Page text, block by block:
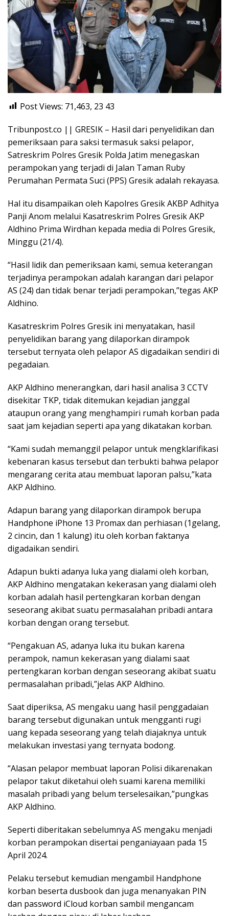
Post Views: 71,463, 23 43
Tribunpost.co || GRESIK – Hasil dari penyelidikan dan
pemeriksaan para saksi termasuk saksi pelapor,
Satreskrim Polres Gresik Polda Jatim menegaskan
perampokan yang terjadi di Jalan Taman Ruby
Perumahan Permata Suci (PPS) Gresik adalah rekayasa.
Hal itu disampaikan oleh Kapolres Gresik AKBP Adhitya
Panji Anom melalui Kasatreskrim Polres Gresik AKP
Aldhino Prima Wirdhan kepada media di Polres Gresik,
Minggu (21/4).
“Hasil lidik dan pemeriksaan kami, semua keterangan
terjadinya perampokan adalah karangan dari pelapor
AS (24) dan tidak benar terjadi perampokan,”tegas AKP
Aldhino.
Kasatreskrim Polres Gresik ini menyatakan, hasil
penyelidikan barang yang dilaporkan dirampok
tersebut ternyata oleh pelapor AS digadaikan sendiri di
pegadaian.
AKP Aldhino menerangkan, dari hasil analisa 3 CCTV
disekitar TKP, tidak ditemukan kejadian janggal
ataupun orang yang menghampiri rumah korban pada
saat jam kejadian seperti apa yang dikatakan korban.
“Kami sudah memanggil pelapor untuk mengklarifikasi
kebenaran kasus tersebut dan terbukti bahwa pelapor
mengarang cerita atau membuat laporan palsu,”kata
AKP Aldhino.
Adapun barang yang dilaporkan dirampok berupa
Handphone iPhone 13 Promax dan perhiasan (1gelang,
2 cincin, dan 1 kalung) itu oleh korban faktanya
digadaikan sendiri.
Adapun bukti adanya luka yang dialami oleh korban,
AKP Aldhino mengatakan kekerasan yang dialami oleh
korban adalah hasil pertengkaran korban dengan
seseorang akibat suatu permasalahan pribadi antara
korban dengan orang tersebut.
“Pengakuan AS, adanya luka itu bukan karena
perampok, namun kekerasan yang dialami saat
pertengkaran korban dengan seseorang akibat suatu
permasalahan pribadi,”jelas AKP Aldhino.
Saat diperiksa, AS mengaku uang hasil penggadaian
barang tersebut digunakan untuk mengganti rugi
uang kepada seseorang yang telah diajaknya untuk
melakukan investasi yang ternyata bodong.
“Alasan pelapor membuat laporan Polisi dikarenakan
pelapor takut diketahui oleh suami karena memiliki
masalah pribadi yang belum terselesaikan,”pungkas
AKP Aldhino.
Seperti diberitakan sebelumnya AS mengaku menjadi
korban perampokan disertai penganiayaan pada 15
April 2024.
Pelaku tersebut kemudian mengambil Handphone
korban beserta dusbook dan juga menanyakan PIN
dan password iCloud korban sambil mengancam